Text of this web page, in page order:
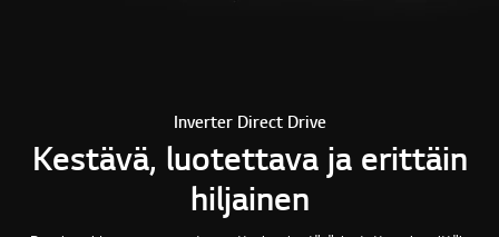
Inverter Direct Drive
Kestävä, luotettava ja erittäin
hiljainen